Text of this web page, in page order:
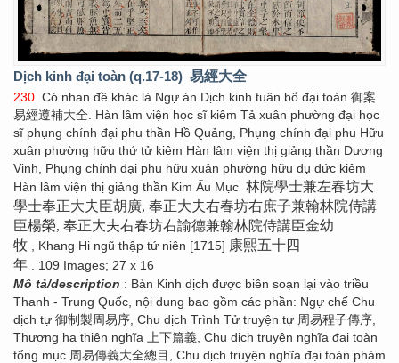
Dịch kinh đại toàn (q.17-18) 易經大全
230 . Có nhan đề khác là Ngự án Dịch kinh tuân bổ đại toàn 御案
易經遵補大全. Hàn lâm viện học sĩ kiêm Tả xuân phường đại học
sĩ phụng chính đại phu thần Hồ Quảng, Phụng chính đại phu Hữu
xuân phường hữu thứ tử kiêm Hàn lâm viện thị giảng thần Dương
Vinh, Phụng chính đại phu hữu xuân phường hữu dụ đức kiêm
Hàn lâm viện thị giảng thần Kim Ấu Mục 林院學士兼左春坊大
學士奉正大夫臣胡廣, 奉正大夫右春坊右庶子兼翰林院侍講
臣楊榮, 奉正大夫右春坊右諭德兼翰林院侍講臣金幼
牧 , Khang Hi ngũ thập tứ niên [1715] 康熙五十四
年 . 109 Images; 27 x 16
Mô tả/description : Bản Kinh dịch được biên soạn lại vào triều
Thanh - Trung Quốc, nội dung bao gồm các phần: Ngự chế Chu
dịch tự 御制製周易序, Chu dịch Trình Tử truyện tự 周易程子傳序,
Thượng hạ thiên nghĩa 上下篇義, Chu dịch truyện nghĩa đại toàn
tổng mục 周易傳義大全總目, Chu dịch truyện nghĩa đại toàn phàm